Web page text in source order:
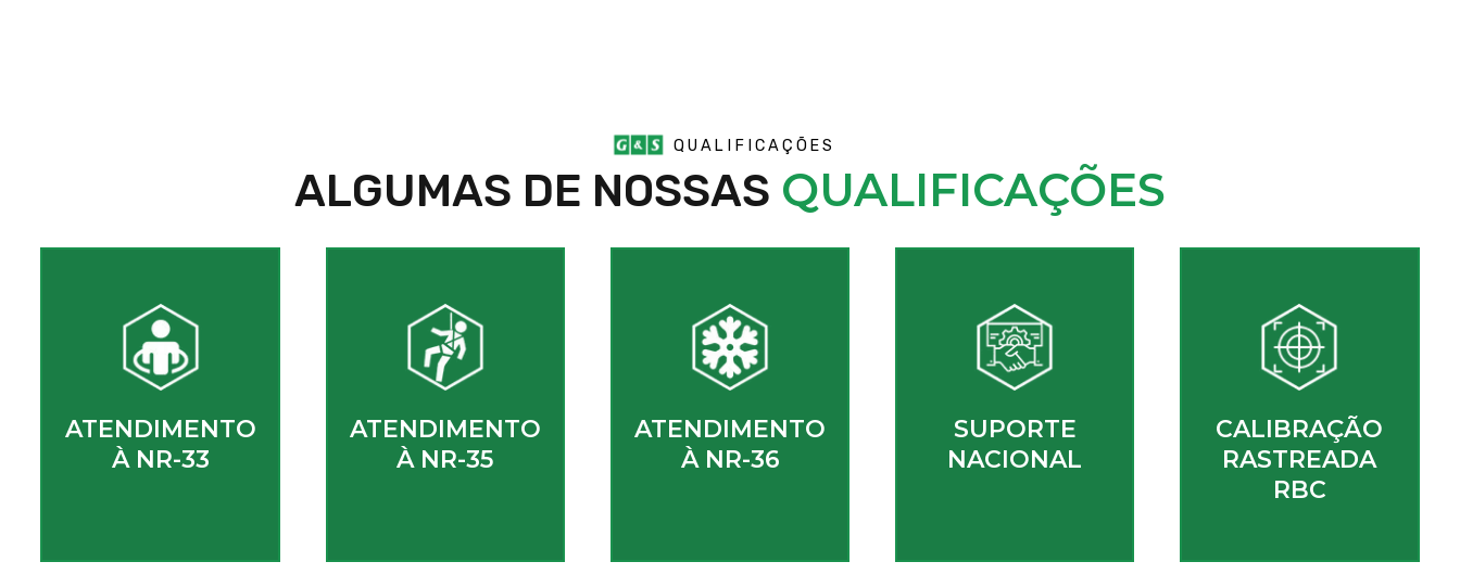
QUALIFICAÇÕES
ALGUMAS DE NOSSAS QUALIFICAÇÕES
ATENDIMENTO
À NR-33
ATENDIMENTO
À NR-35
ATENDIMENTO
À NR-36
SUPORTE
NACIONAL
CALIBRAÇÃO
RASTREADA
RBC